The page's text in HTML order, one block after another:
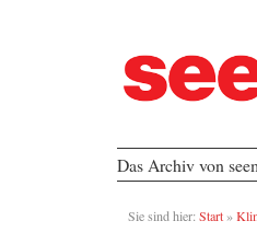
Das Archiv von
Sie sind hier: Start »